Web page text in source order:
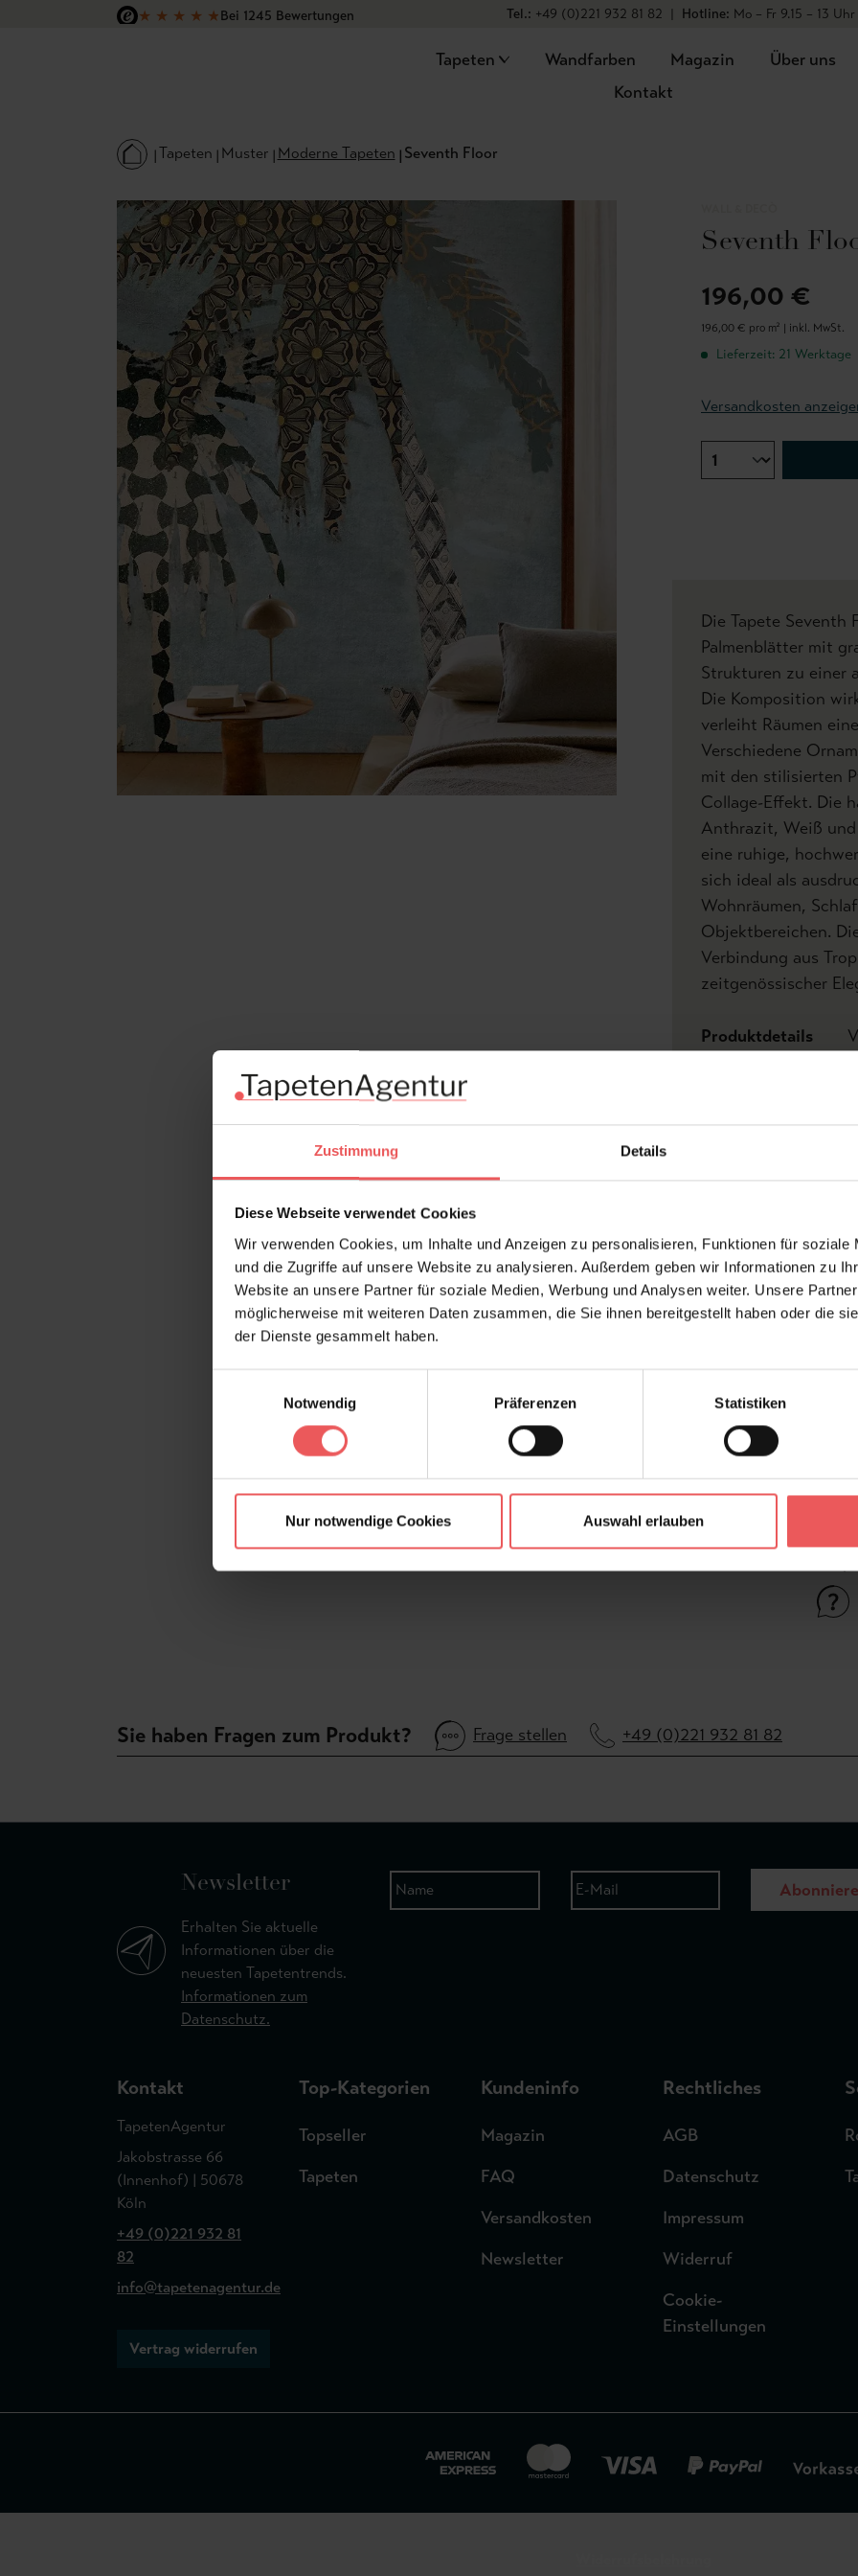
Zustimmung Details
Diese Webseite verwendet Cookies
Wir verwenden Cookies, um Inhalte und Anzeigen zu personalisieren, Funktionen für soziale
und die Zugriffe auf unsere Website zu analysieren. Außerdem geben wir Informationen zu
Website an unsere Partner für soziale Medien, Werbung und Analysen weiter. Unsere
möglicherweise mit weiteren Daten zusammen, die Sie ihnen bereitgestellt haben oder die
der Dienste gesammelt haben.
Notwendig
Präferenzen Statistiken
Nur notwendige Cookies Auswahl erlauben
Hauptinhalt springen
Zur Suche springen
Zur Hauptnavigation springen
★ ★ ★ ★ ★Bei 1245 Bewertungen
Tel.: +49 (0)221 932 81 82 | Hotline: Mo – Fr 9.15 – 13
Tapeten Wandfarben Magazin
Über uns
Kontakt
Tapeten Muster Moderne Tapeten Seventh Floor
Seventh
196,00 €
196,00 € pro m² | inkl. MwSt.
Lieferzeit: 21 Werktage
Versandkosten
Die Tapete
Palmenblätter mit
Strukturen zu einer
Die Komposition
verleiht Räumen
Verschiedene
mit den stilisierten
Collage-Effekt. Die
Anthrazit, Weiß
eine ruhige,
sich ideal als
Wohnräumen,
Objektbereichen.
Verbindung aus
zeitgenössischer
Produktdetails
Abmessungen:
Design:
Druckart:
Farbton:
Oberfläche:
Stil:
FAQ
Sie haben Fragen zum Produkt? Frage stellen +49 (0)221 932 81 82
Newsletter
Erhalten Sie aktuelle
Informationen über die
neuesten Tapetentrends.
Informationen zum
Datenschutz.
Kontakt
TapetenAgentur
Jakobstrasse 66
(Innenhof) | 50678
Köln
+49 (0)221 932 81
82
info@tapetenagentur.de
Vertrag widerrufen
Top-Kategorien
Topseller
Tapeten
Kundeninfo
Magazin
FAQ
Versandkosten
Newsletter
Rechtliches
AGB
Datenschutz
Impressum
Widerruf
Cookie-
Einstellungen